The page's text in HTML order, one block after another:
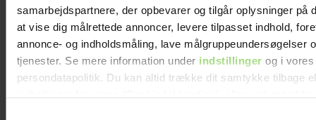
samarbejdspartnere, der opbevarer og tilgår oplysninger på
at vise dig målrettede annoncer, levere tilpasset indhold,
annonce- og indholdsmåling, lave målgruppeundersøgelser
tjenester. Se mere information under indstillinger og i vores
persondatapolitik. Du kan altid trække dit samtykke tilbage